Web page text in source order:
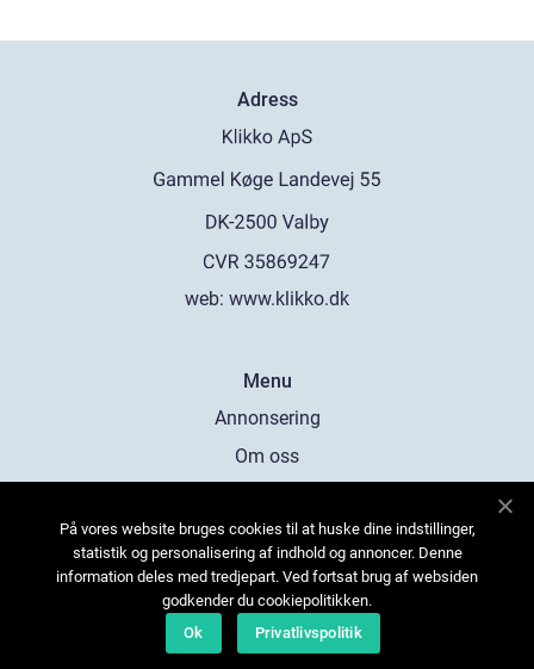
Adress
web: www.klikko.dk
Menu
Annonsering
Om oss
Kontakta oss
Sitemap
På vores website bruges cookies til at huske dine indstillinger,
statistik og personalisering af indhold og annoncer. Denne
information deles med tredjepart. Ved fortsat brug af websiden
godkender du cookiepolitikken.
Ok
Privatlivspolitik